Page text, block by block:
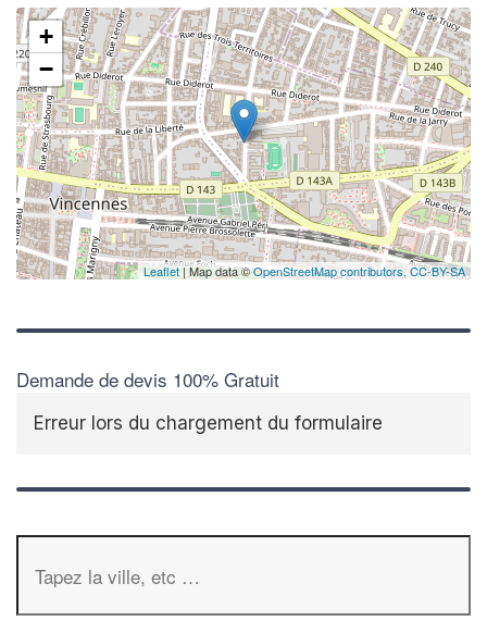
+
−
Leaflet| Map data ©OpenStreetMap contributors,CC-BY-SA
Demande de devis 100% Gratuit
Erreur lors du chargement du formulaire